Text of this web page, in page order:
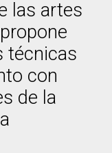
las artes
técnicas
con
de la